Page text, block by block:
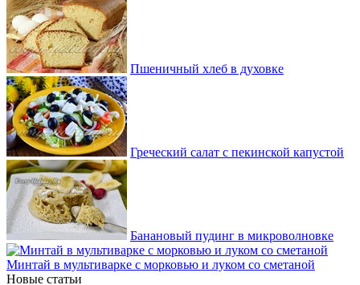
Пшеничный хлеб в духовке
Греческий салат с пекинской капустой
Банановый пудинг в микроволновке
Минтай в мультиварке с морковью и луком со сметаной
Новые статьи